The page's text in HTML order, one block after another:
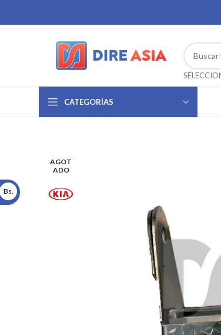
CATEGORÍAS
AGOT
ADO
Bs.